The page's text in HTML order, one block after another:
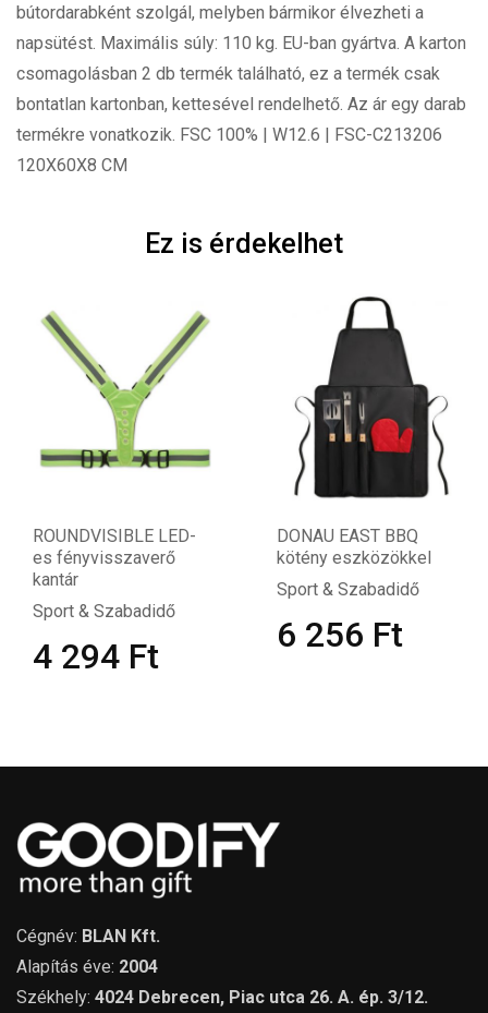
bútordarabként szolgál, melyben bármikor élvezheti a
napsütést. Maximális súly: 110 kg. EU-ban gyártva. A karton
csomagolásban 2 db termék található, ez a termék csak
bontatlan kartonban, kettesével rendelhető. Az ár egy darab
termékre vonatkozik. FSC 100% | W12.6 | FSC-C213206
120X60X8 CM
Ez is érdekelhet
ROUNDVISIBLE LED-
es fényvisszaverő
kantár
Sport & Szabadidő
4 294 Ft
DONAU EAST BBQ
kötény eszközökkel
Sport & Szabadidő
6 256 Ft
Cégnév: BLAN Kft.
Alapítás éve: 2004
Székhely: 4024 Debrecen, Piac utca 26. A. ép. 3/12.